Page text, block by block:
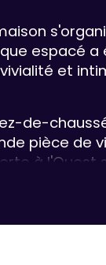
espacé a
et
de-
pièce de
à l'Ouest
patio